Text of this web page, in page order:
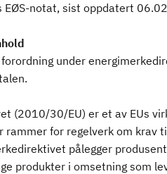
EØS-notat, sist oppdatert
under
(2010/30/EU) er et av EUs
rammer for regelverk om krav
pålegger
produkter i omsetning som